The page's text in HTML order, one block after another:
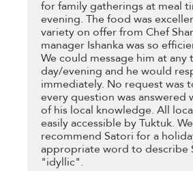
for family gatherings at meal
evening. The food was
variety on offer from Chef
manager Ishanka was so
We could message him at
day/evening and he would
immediately. No request was
every question was
of his local knowledge. All
easily accessible by Tuktuk.
recommend Satori for a
appropriate word to describe
"idyllic".